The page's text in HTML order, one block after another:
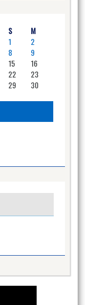
S
M
1
2
8
9
15
16
22
23
29
30